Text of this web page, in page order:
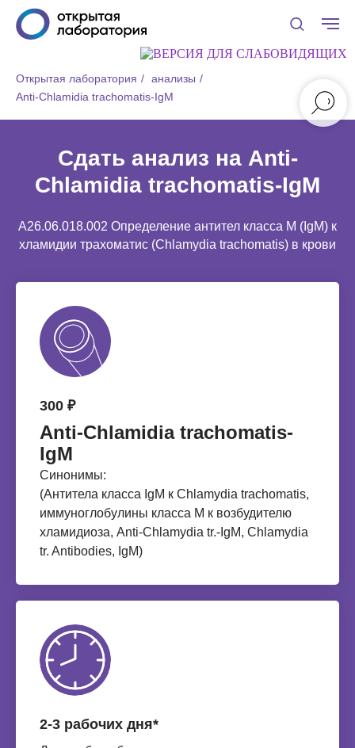
Открытая лаборатория / анализы /
Anti-Chlamidia trachomatis-IgM
Сдать анализ на Anti-
Chlamidia trachomatis-IgM
A26.06.018.002 Определение антител класса M (IgM) к
хламидии трахоматис (Chlamydia trachomatis) в крови
300 ₽
Anti-Chlamidia trachomatis-
IgM
Синонимы:
(Антитела класса IgM к Chlamydia trachomatis,
иммуноглобулины класса M к возбудителю
хламидиоза, Anti-Chlamydia tr.-IgM, Chlamydia
tr. Antibodies, IgM)
2-3 рабочих дня*